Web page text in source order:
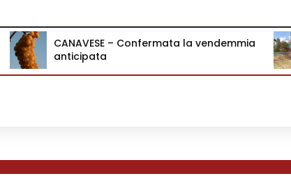
CANAVESE – Confermata la vendemmia
anticipata